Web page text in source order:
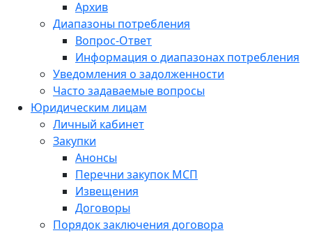
Архив
Диапазоны потребления
Вопрос-Ответ
Информация о диапазонах потребления
Уведомления о задолженности
Часто задаваемые вопросы
Юридическим лицам
Личный кабинет
Закупки
Анонсы
Перечни закупок МСП
Извещения
Договоры
Порядок заключения договора